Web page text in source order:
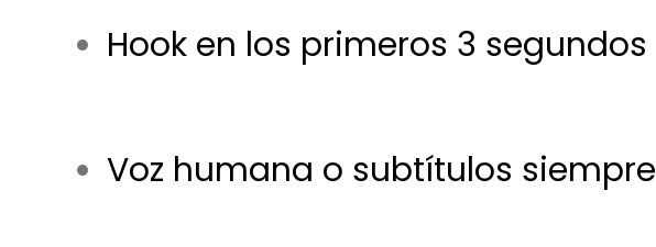
Hook en los primeros 3 segundos
Voz humana o subtítulos siempre